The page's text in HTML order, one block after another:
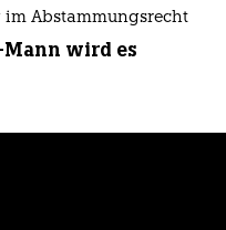
Abstammungsrecht
Mann wird es